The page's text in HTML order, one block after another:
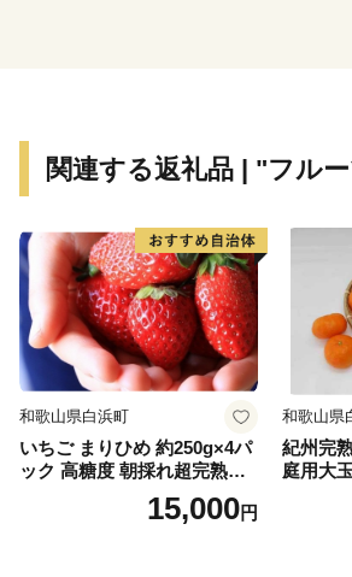
関連する返礼品 | "フル
和歌山県白浜町
いちご まりひめ 約250g×4パ
ック 高糖度 朝採れ超完熟ま
りひめ 1月以降発送分
15,000円
和歌山県
紀州完
庭用大